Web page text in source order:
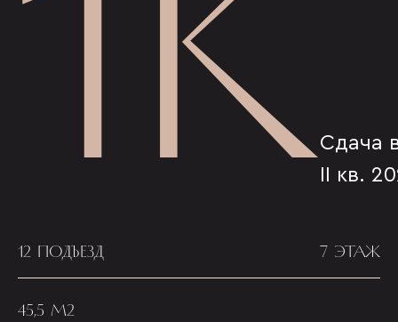
Сдача
II кв.
12 ПОДЪЕЗД 7 ЭТАЖ
45,5 М2